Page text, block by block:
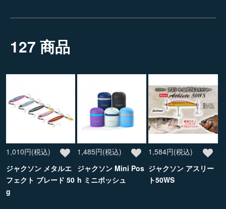
127 商品
1,010円(税込)
ジャクソン メタルエ
フェクト ブレード 50
g
1,485円(税込)
ジャクソン Mini Pos
h ミニポッシュ
1,584円(税込)
ジャクソン アスリー
ト50WS